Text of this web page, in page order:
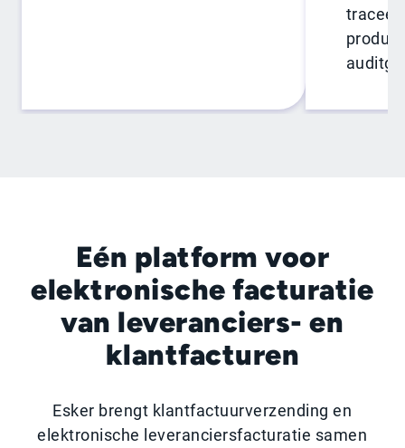
Eén platform voor
elektronische facturatie
van leveranciers- en
klantfacturen
Esker brengt klantfactuurverzending en
elektronische leveranciersfacturatie samen